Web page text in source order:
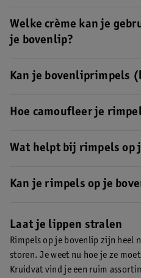
Welke crème kan je
je bovenlip?
hyaluronzuur helpt je huid
verdere veroudering rond je
Kan je bovenliprimpels
kiezen voor behandelingen
bovenliprimpels.
Hoe camoufleer je
een lipliner in je natuurlijke
camoufleert
Wat helpt bij rimpels op
dagelijks SPF smeren, stoppen
Kan je rimpels op je
bloedsomloop te stimuleren en
geven.
Lees hier hoe je je
Laat je lippen stralen
Rimpels op je bovenlip zijn heel
storen. Je weet nu hoe je ze
Kruidvat vind je een ruim